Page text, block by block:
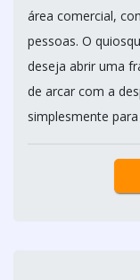
área comercial,
pessoas. O
deseja abrir uma
de arcar com a
simplesmente